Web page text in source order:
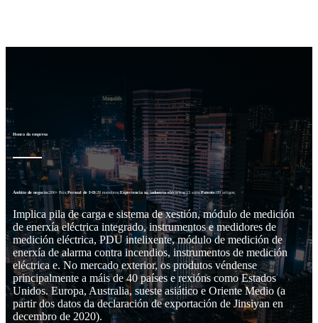
Honra da empresa
Ámbito de negocio:200+ País;Persoal de I+D:28 membros;Experiencia na industria eléctrica:13 anos;Patente:89 artigos;
Implica pila de carga e sistema de xestión, módulo de medición
de enerxía eléctrica integrado, instrumentos e medidores de
medición eléctrica, PDU intelixente, módulo de medición de
enerxía de alarma contra incendios, instrumentos de medición
eléctrica e. No mercado exterior, os produtos véndense
principalmente a máis de 40 países e rexións como Estados
Unidos. Europa, Australia, sueste asiático e Oriente Medio (a
partir dos datos da declaración de exportación de Jinsiyan en
decembro de 2020).